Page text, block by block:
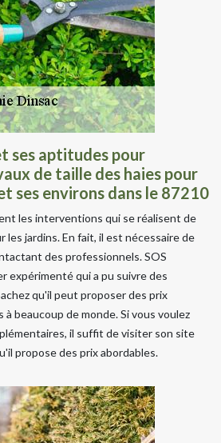
ses aptitudes pour
de taille des haies pour
ses environs dans le 87210
les interventions qui se réalisent de
les jardins. En fait, il est nécessaire de
des professionnels. SOS
expérimenté qui a pu suivre des
qu'il peut proposer des prix
beaucoup de monde. Si vous voulez
il suffit de visiter son site
propose des prix abordables.